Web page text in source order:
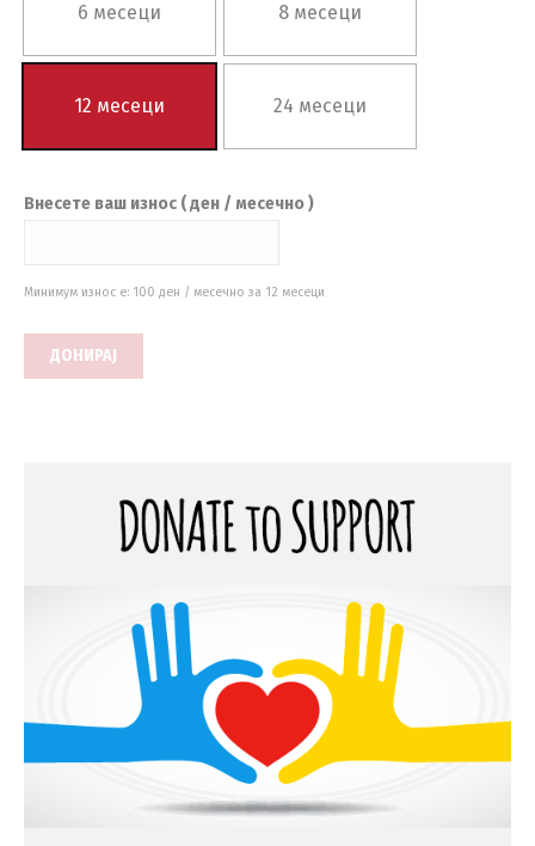
6 месеци 8 месеци
12 месеци 24 месеци
Внесете ваш износ ( ден / месечно)
Минимум износ е: 100 ден / месечно за 12 месеци
ДОНИРАЈ